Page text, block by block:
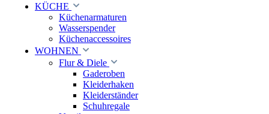
KÜCHE
Küchenarmaturen
Wasserspender
Küchenaccessoires
WOHNEN
Flur & Diele
Gaderoben
Kleiderhaken
Kleiderständer
Schuhregale